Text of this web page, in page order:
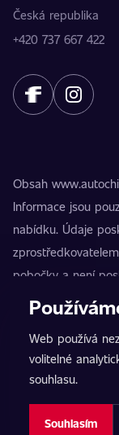
Česká republika
+420 737 667 422
Obsah
Informace jsou
nabídku. Údaje
pobočky a není
registrovaná
nezpůsobilosti
Přesné informace
pobočky.
Nastavení cookies
Web používá
volitelné
souhlasu.
Souhlasím